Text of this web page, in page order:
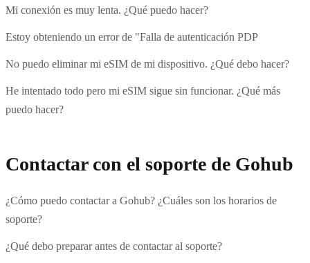
Mi conexión es muy lenta. ¿Qué puedo hacer?
Estoy obteniendo un error de "Falla de autenticación PDP
No puedo eliminar mi eSIM de mi dispositivo. ¿Qué debo hacer?
He intentado todo pero mi eSIM sigue sin funcionar. ¿Qué más
puedo hacer?
Contactar con el soporte de Gohub
¿Cómo puedo contactar a Gohub? ¿Cuáles son los horarios de
soporte?
¿Qué debo preparar antes de contactar al soporte?